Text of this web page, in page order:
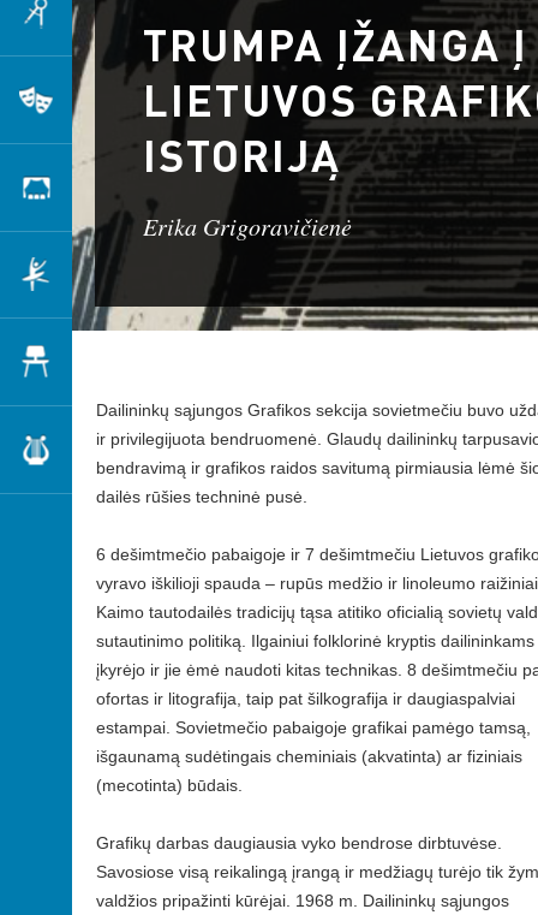
Architektūra
Teatras
Šokis
Muzika
TRUMPA ĮŽANGA Į
LIETUVOS
ISTORIJĄ
Erika Grigoravičienė
Dailininkų sąjungos Grafikos sekcija sovietmečiu buvo
ir privilegijuota bendruomenė. Glaudų dailininkų
bendravimą ir grafikos raidos savitumą pirmiausia lėmė
dailės rūšies techninė pusė.
6 dešimtmečio pabaigoje ir 7 dešimtmečiu Lietuvos
vyravo iškilioji spauda – rupūs medžio ir linoleumo
Kaimo tautodailės tradicijų tąsa atitiko oficialią sovietų
sutautinimo politiką. Ilgainiui folklorinė kryptis dailininkams
įkyrėjo ir jie ėmė naudoti kitas technikas. 8 dešimtmečiu
ofortas ir litografija, taip pat šilkografija ir daugiaspalviai
estampai. Sovietmečio pabaigoje grafikai pamėgo tamsą,
išgaunamą sudėtingais cheminiais (akvatinta) ar fiziniais
(mecotinta) būdais.
Grafikų darbas daugiausia vyko bendrose dirbtuvėse.
Savosiose visą reikalingą įrangą ir medžiagų turėjo tik
valdžios pripažinti kūrėjai. 1968 m. Dailininkų sąjungos